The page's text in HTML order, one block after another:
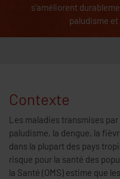
s'améliorent
paludisme
Contexte
Les maladies transmises
paludisme, la dengue, la
dans la plupart des pays
risque pour la santé des
la Santé (OMS) estime que